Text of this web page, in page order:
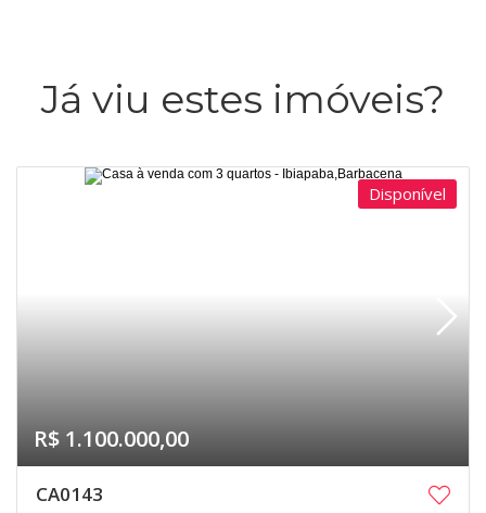
Já viu estes imóveis?
Disponível
R$ 1.100.000,00
CA0143